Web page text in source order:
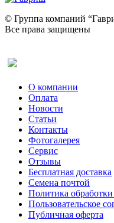
Ревень
Рукола
Рута
Тмин
Трава для чая
Туласи
Укроп
Фенхель
Хризантема
Цикорий
Цикорий
Черемша
Шпинат
Щавель
Эндивий
Эстрагон
© Группа компаний
Все права защищены
О компании
Оплата
Новости
Статьи
Контакты
Фотогалерея​
Сервис
Отзывы
Бесплатная доставка
Семена почтой
Политика
Пользовательское
Публичная оферта